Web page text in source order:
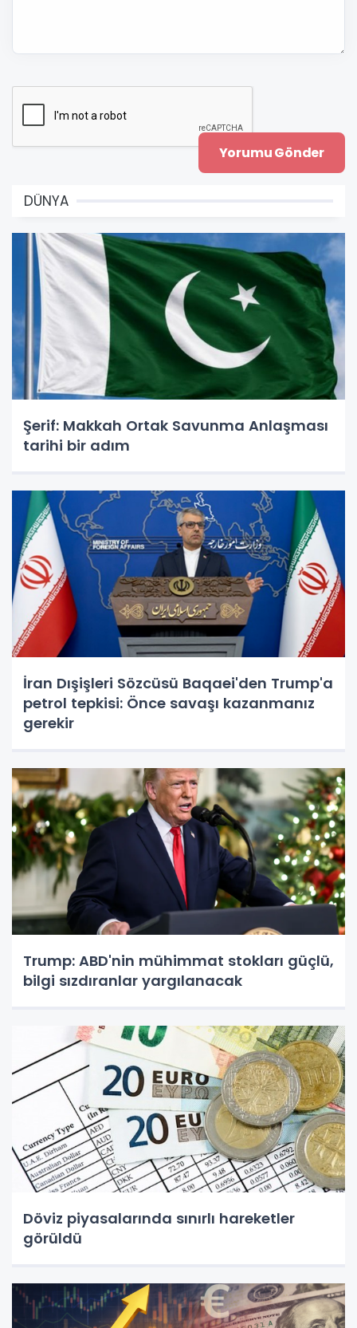
DÜNYA
Şerif: Makkah Ortak Savunma Anlaşması
tarihi bir adım
İran Dışişleri Sözcüsü Baqaei'den Trump'a
petrol tepkisi: Önce savaşı kazanmanız
gerekir
Trump: ABD'nin mühimmat stokları güçlü,
bilgi sızdıranlar yargılanacak
Döviz piyasalarında sınırlı hareketler
görüldü